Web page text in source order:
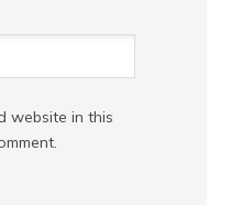
website in this